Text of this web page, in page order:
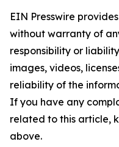
EIN Presswire
without warranty of
responsibility or
images, videos,
reliability of the
If you have any
related to this article,
above.